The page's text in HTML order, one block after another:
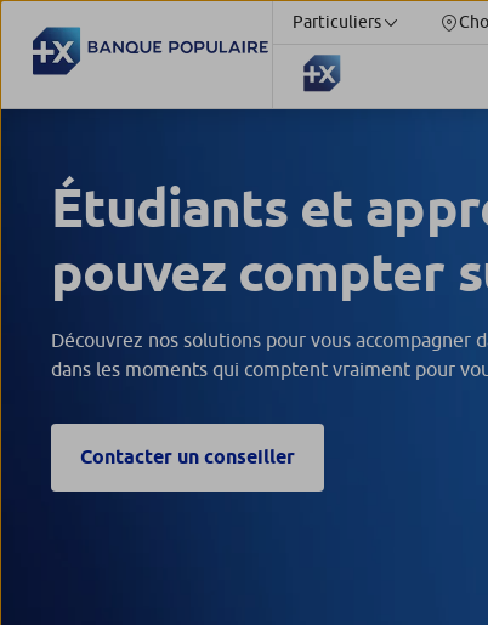
Particuliers
Étudiants et
pouvez compter
Découvrez nos solutions pour vous accompagner
dans les moments qui comptent vraiment pour
Contacter un conseiller